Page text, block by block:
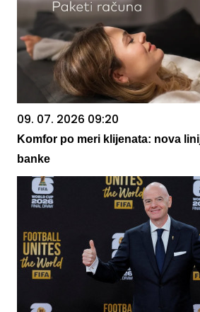
09. 07. 2026 09:20
Komfor po meri klijenata: nova
banke